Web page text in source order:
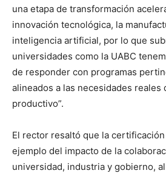
una etapa de transformación
innovación tecnológica, la
inteligencia artificial, por lo que
universidades como la UABC
de responder con programas
alineados a las necesidades reales
productivo”.
El rector resaltó que la
ejemplo del impacto de la
universidad, industria y gobierno,